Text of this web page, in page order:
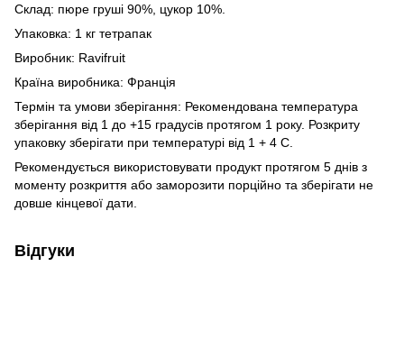
Склад: пюре груші 90%, цукор 10%.
Упаковка: 1 кг тетрапак
Виробник: Ravifruit
Країна виробника: Франція
Термін та умови зберігання: Рекомендована температура
зберігання від 1 до +15 градусів протягом 1 року. Розкриту
упаковку зберігати при температурі від 1 + 4 С.
Рекомендується використовувати продукт протягом 5 днів з
моменту розкриття або заморозити порційно та зберігати не
довше кінцевої дати.
Відгуки